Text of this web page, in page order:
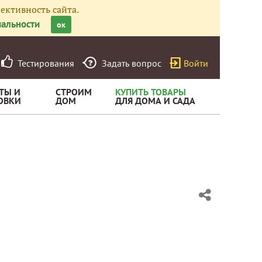
сайта.
ок
Тестирования Задать вопрос Войти
И СТРОИМ
ДОМ
КУПИТЬ ТОВАРЫ
ДЛЯ ДОМА И САДА